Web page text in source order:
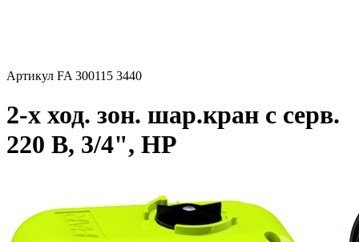
Артикул FA 300115 3440
2-х ход. зон. шар.кран с серв.
220 В, 3/4", НР